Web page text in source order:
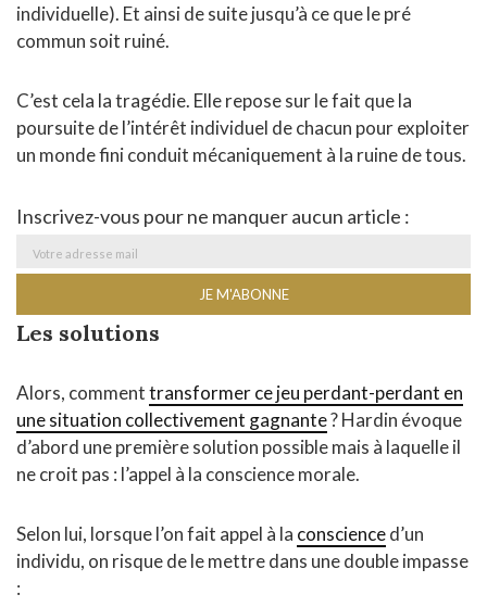
individuelle). Et ainsi de suite jusqu’à ce que le pré
commun soit ruiné.
C’est cela la tragédie. Elle repose sur le fait que la
poursuite de l’intérêt individuel de chacun pour exploiter
un monde fini conduit mécaniquement à la ruine de tous.
Inscrivez-vous pour ne manquer aucun article :
Les solutions
Alors, commenttransformer ce jeu perdant-perdant en
une situation collectivement gagnante? Hardin évoque
d’abord une première solution possible mais à laquelle il
ne croit pas : l’appel à la conscience morale.
Selon lui, lorsque l’on fait appel à la conscienced’un
individu, on risque de le mettre dans une double impasse
: